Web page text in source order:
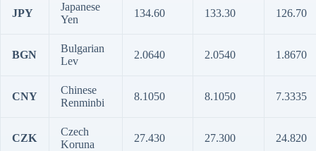
JPY
Japanese
Yen
134.60 133.30 126.70
BGN
Bulgarian
Lev
2.0640 2.0540 1.8670
CNY
Chinese
Renminbi
8.1050 8.1050 7.3335
CZK
Czech
Koruna
27.430 27.300 24.820